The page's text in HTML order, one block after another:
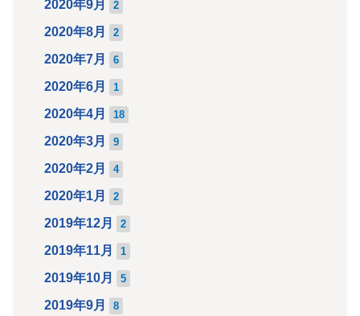
2020年9月 2
2020年8月 2
2020年7月 6
2020年6月 1
2020年4月 18
2020年3月 9
2020年2月 4
2020年1月 2
2019年12月 2
2019年11月 1
2019年10月 5
2019年9月 8